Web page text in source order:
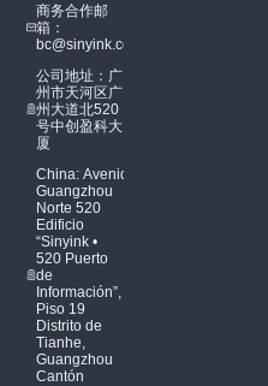
商务合作邮
箱：
bc@sinyink.com
公司地址：广
州市天河区广
州大道北520
号中创盈科大
厦
China: Avenida
Guangzhou
Norte 520
Edificio
“Sinyink •
520 Puerto
de
Información”,
Piso 19
Distrito de
Tianhe,
Guangzhou
Cantón